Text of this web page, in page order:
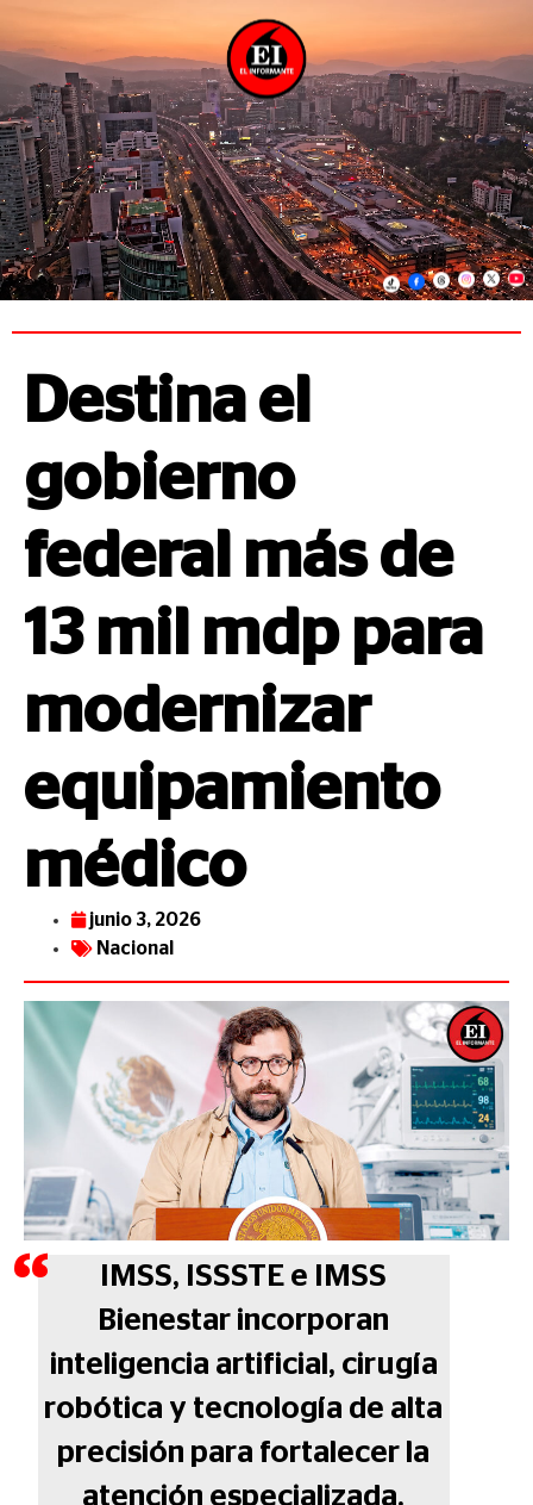
Destina el
gobierno
federal más de
13 mil mdp para
modernizar
equipamiento
médico
junio 3, 2026
Nacional
IMSS, ISSSTE e IMSS
Bienestar incorporan
inteligencia artificial, cirugía
robótica y tecnología de alta
precisión para fortalecer la
atención especializada.